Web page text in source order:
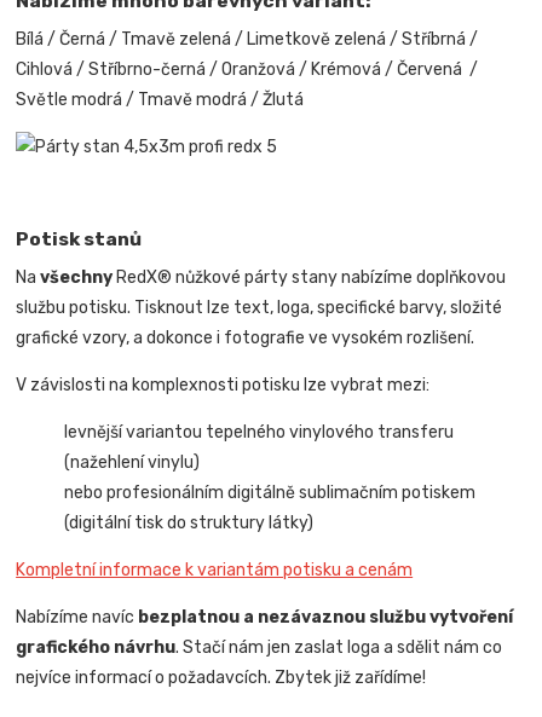
Bílá / Černá / Tmavě zelená / Limetkově zelená / Stříbrná /
Cihlová / Stříbrno-černá / Oranžová / Krémová / Červená /
Světle modrá / Tmavě modrá / Žlutá
Potisk stanů
Navšechny RedX® nůžkové párty stany nabízíme doplňkovou
službu potisku. Tisknout lze text, loga, specifické barvy, složité
grafické vzory, a dokonce i fotografie ve vysokém rozlišení.
V závislosti na komplexnosti potisku lze vybrat mezi:
levnější variantou tepelného vinylového transferu
(nažehlení vinylu)
nebo profesionálním digitálně sublimačním potiskem
(digitální tisk do struktury látky)
Kompletní informace k variantám potisku a cenám
Nabízíme navíc bezplatnou a nezávaznou službu vytvoření
grafického návrhu. Stačí nám jen zaslat loga a sdělit nám co
nejvíce informací o požadavcích. Zbytek již zařídíme!